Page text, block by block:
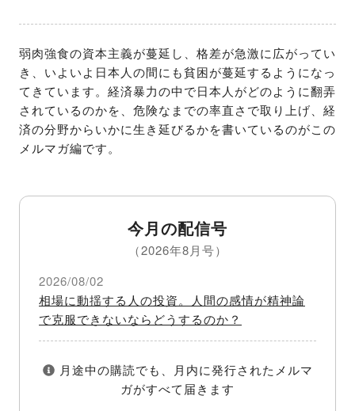
弱肉強食の資本主義が蔓延し、格差が急激に広がってい
き、いよいよ日本人の間にも貧困が蔓延するようになっ
てきています。経済暴力の中で日本人がどのように翻弄
されているのかを、危険なまでの率直さで取り上げ、経
済の分野からいかに生き延びるかを書いているのがこの
メルマガ編です。
今月の配信号
（2026年8月号）
2026/08/02
相場に動揺する人の投資。人間の感情が精神論
で克服できないならどうするのか？
月途中の購読でも、月内に発行されたメルマ
ガがすべて届きます